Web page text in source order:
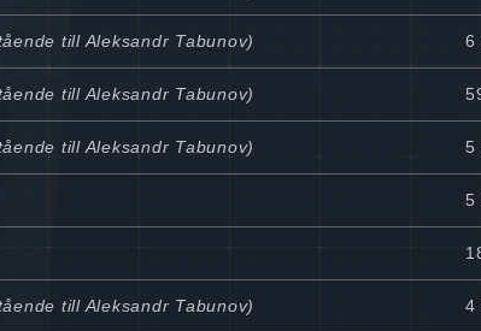
till Aleksandr Tabunov) 6
till Aleksandr Tabunov)
till Aleksandr Tabunov) 5
5
till Aleksandr Tabunov) 4